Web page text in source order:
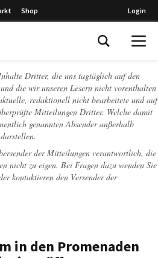
Shop Login
Dritter, die uns tagtäglich auf den
die wir unseren Lesern nicht vorenthalten
redaktionell nicht bearbeitete und auf
Mitteilungen Dritter. Welche damit
genannten Absender außerhalb
der Mitteilungen verantwortlich, die
nicht zu eigen. Bei Fragen dazu wenden Sie
kontaktieren den Versender der
in den Promenaden